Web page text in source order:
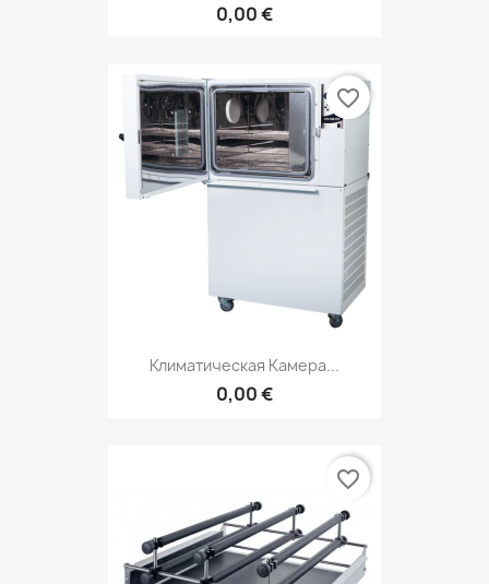
0,00 €
Климатическая Камера...
0,00 €
favorite_border
favorite_border